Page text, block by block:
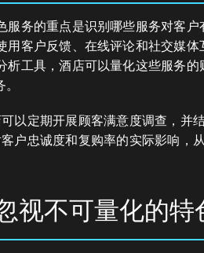
服务的重点是识别哪些服务对客
用客户反馈、在线评论和社交媒
析工具，酒店可以量化这些服务
以定期开展顾客满意度调查，并
户忠诚度和复购率的实际影响，
视不可量化的特